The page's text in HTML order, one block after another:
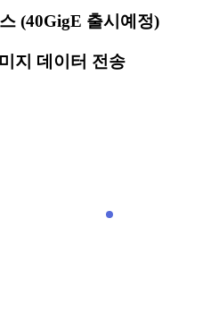
(40GigE 출시예정)
지 데이터 전송